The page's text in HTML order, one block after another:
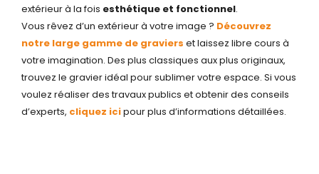
extérieur à la fois esthétique et fonctionnel.
Vous rêvez d’un extérieur à votre image ? Découvrez
notre large gamme de graviers et laissez libre cours à
votre imagination. Des plus classiques aux plus originaux,
trouvez le gravier idéal pour sublimer votre espace. Si vous
voulez réaliser des travaux publics et obtenir des conseils
d’experts, cliquez icipour plus d’informations détaillées.